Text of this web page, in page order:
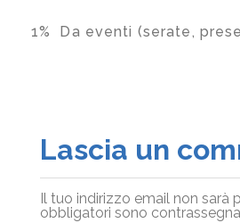
1% Da eventi (serate,
Lascia un
Il tuo indirizzo email non sarà
obbligatori sono